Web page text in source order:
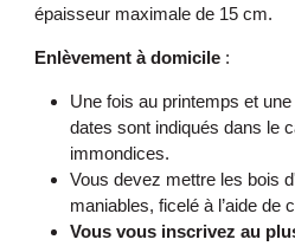
épaisseur maximale de 15 cm.
Enlèvement à domicile :
Une fois au printemps et
dates sont indiqués dans le
immondices.
Vous devez mettre les bois
maniables, ficelé à l’aide de
Vous vous inscrivez au